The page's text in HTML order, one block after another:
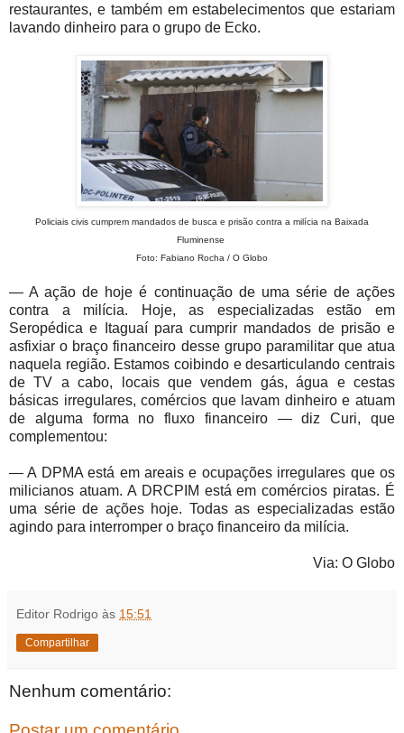
restaurantes, e também em estabelecimentos que estariam
lavando dinheiro para o grupo de Ecko.
Policiais civis cumprem mandados de busca e prisão contra a milícia na Baixada
Fluminense
Foto: Fabiano Rocha / O Globo
— A ação de hoje é continuação de uma série de ações
contra a milícia. Hoje, as especializadas estão em
Seropédica e Itaguaí para cumprir mandados de prisão e
asfixiar o braço financeiro desse grupo paramilitar que atua
naquela região. Estamos coibindo e desarticulando centrais
de TV a cabo, locais que vendem gás, água e cestas
básicas irregulares, comércios que lavam dinheiro e atuam
de alguma forma no fluxo financeiro — diz Curi, que
complementou:
— A DPMA está em areais e ocupações irregulares que os
milicianos atuam. A DRCPIM está em comércios piratas. É
uma série de ações hoje. Todas as especializadas estão
agindo para interromper o braço financeiro da milícia.
Via: O Globo
Editor Rodrigo às 15:51
Compartilhar
Nenhum comentário: